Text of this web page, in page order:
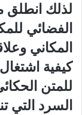
لذلك انطلق
الفضائي
المكاني
كيفية
للمتن
السرد التي